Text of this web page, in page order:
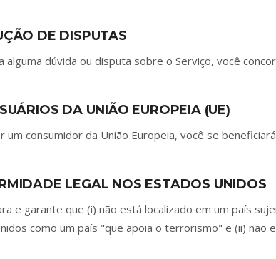
DE DISPUTAS
alguma dúvida ou disputa sobre o Serviço, você
DA UNIÃO EUROPEIA (UE)
um consumidor da União Europeia, você se
LEGAL NOS ESTADOS UNIDOS
e garante que (i) não está localizado em um país
como um país "que apoia o terrorismo" e (ii)